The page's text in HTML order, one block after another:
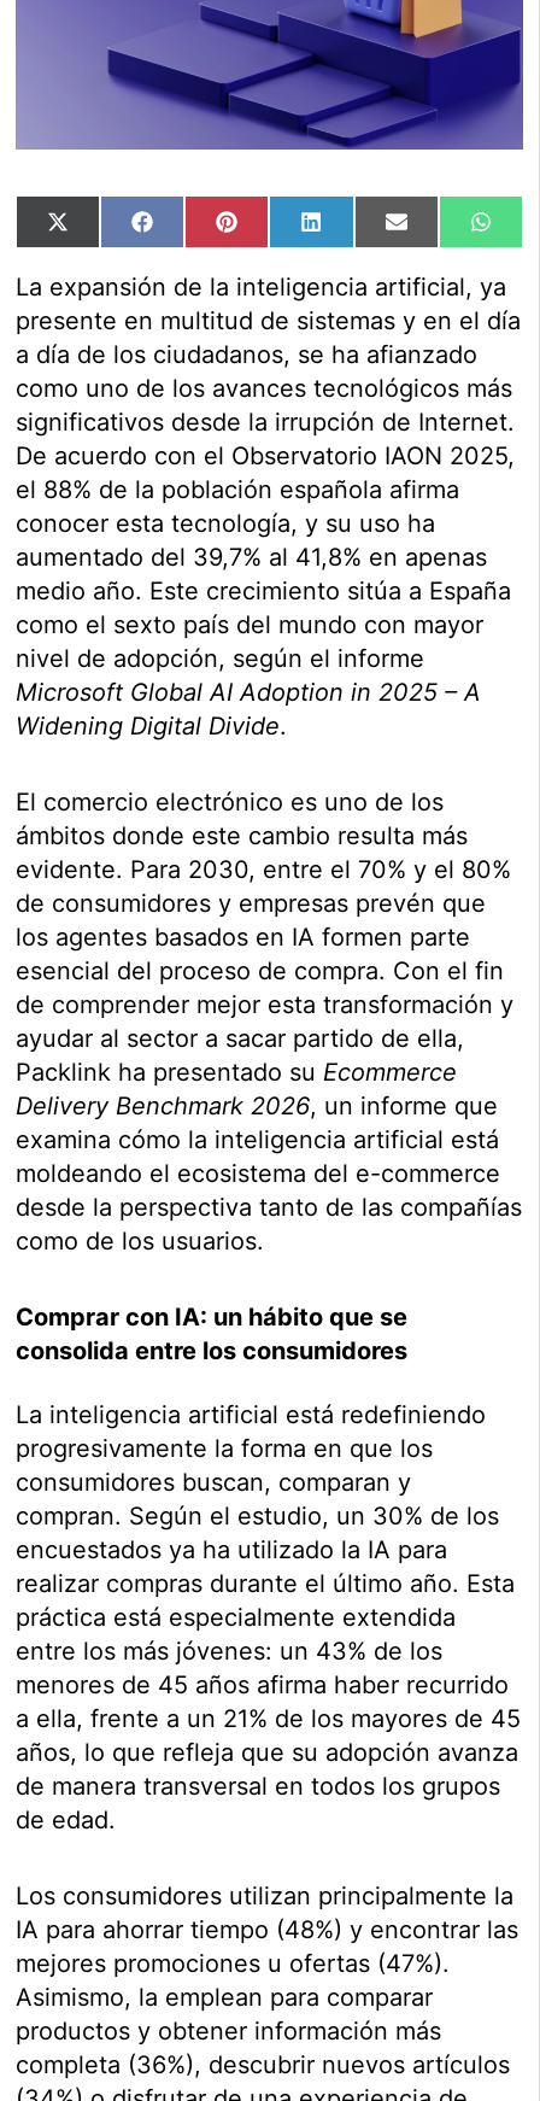
Compartir
en
X
Compartir
en
FacebookCompartir
en
PinterestCompartir
en
LinkedInCompartir
en
Email
en
La expansión de la inteligencia artificial, ya
presente en multitud de sistemas y en el día
a día de los ciudadanos, se ha afianzado
como uno de los avances tecnológicos más
significativos desde la irrupción de Internet.
De acuerdo con el Observatorio IAON 2025,
el 88% de la población española afirma
conocer esta tecnología, y su uso ha
aumentado del 39,7% al 41,8% en apenas
medio año. Este crecimiento sitúa a España
como el sexto país del mundo con mayor
nivel de adopción, según el informe
Microsoft Global AI Adoption in 2025 – A
Widening Digital Divide.
El comercio electrónico es uno de los
ámbitos donde este cambio resulta más
evidente. Para 2030, entre el 70% y el 80%
de consumidores y empresas prevén que
los agentes basados en IA formen parte
esencial del proceso de compra. Con el fin
de comprender mejor esta transformación y
ayudar al sector a sacar partido de ella,
Packlink ha presentado su Ecommerce
Delivery Benchmark 2026, un informe que
examina cómo la inteligencia artificial está
moldeando el ecosistema del e-commerce
desde la perspectiva tanto de las compañías
como de los usuarios.
Comprar con IA: un hábito que se
consolida entre los consumidores
La inteligencia artificial está redefiniendo
progresivamente la forma en que los
consumidores buscan, comparan y
compran. Según el estudio, un 30% de los
encuestados ya ha utilizado la IA para
realizar compras durante el último año. Esta
práctica está especialmente extendida
entre los más jóvenes: un 43% de los
menores de 45 años afirma haber recurrido
a ella, frente a un 21% de los mayores de 45
años, lo que refleja que su adopción avanza
de manera transversal en todos los grupos
de edad.
Los consumidores utilizan principalmente la
IA para ahorrar tiempo (48%) y encontrar las
mejores promociones u ofertas (47%).
Asimismo, la emplean para comparar
productos y obtener información más
completa (36%), descubrir nuevos artículos